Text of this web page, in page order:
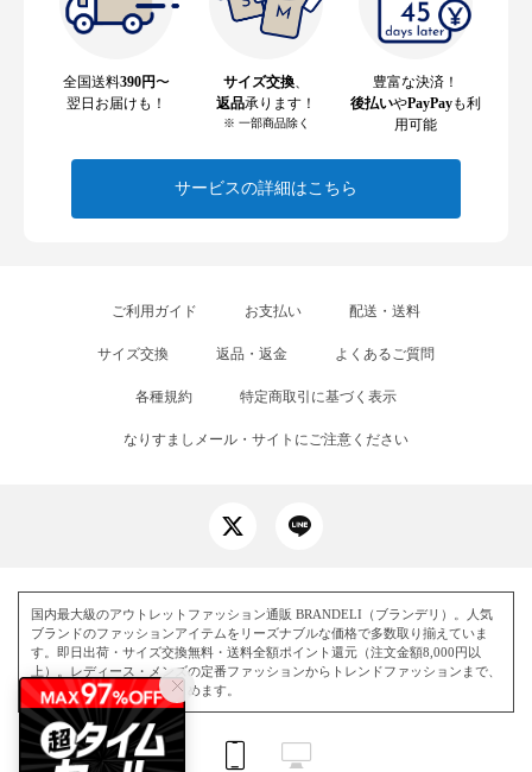
全国送料390円〜
翌日お届けも！
サイズ交換、
返品承ります！
※ 一部商品除く
豊富な決済！
後払いやPayPayも利
用可能
サービスの詳細はこちら
ご利用ガイド お支払い 配送・送料
サイズ交換 返品・返金 よくあるご質問
各種規約 特定商取引に基づく表示
なりすましメール・サイトにご注意ください
国内最大級のアウトレットファッション通販 BRANDELI（ブランデリ）。人気
ブランドのファッションアイテムをリーズナブルな価格で多数取り揃えていま
す。即日出荷・サイズ交換無料・送料全額ポイント還元（注文金額8,000円以
上）。レディース・メンズの定番ファッションからトレンドファッションまで、
毎日お得にお買い物を楽しめます。